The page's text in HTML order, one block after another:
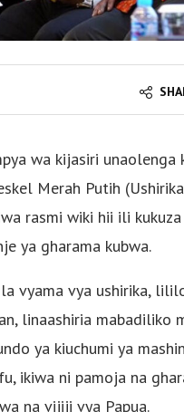
wa kijasiri
Merah Putih
rasmi wiki hii ili
ya gharama kubwa.
vyama vya ushirika,
linaashiria mabadiliko
ya kiuchumi ya
ikiwa ni pamoja na
na vijiji vya Papua.